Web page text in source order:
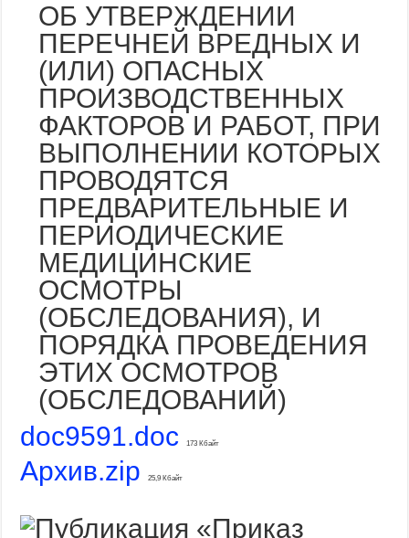
ОБ УТВЕРЖДЕНИИ
ПЕРЕЧНЕЙ ВРЕДНЫХ И
(ИЛИ) ОПАСНЫХ
ПРОИЗВОДСТВЕННЫХ
ФАКТОРОВ И РАБОТ, ПРИ
ВЫПОЛНЕНИИ КОТОРЫХ
ПРОВОДЯТСЯ
ПРЕДВАРИТЕЛЬНЫЕ И
ПЕРИОДИЧЕСКИЕ
МЕДИЦИНСКИЕ
ОСМОТРЫ
(ОБСЛЕДОВАНИЯ), И
ПОРЯДКА ПРОВЕДЕНИЯ
ЭТИХ ОСМОТРОВ
(ОБСЛЕДОВАНИЙ)
doc9591.doc
173 Кбайт
Архив.zip 25,9 Кбайт